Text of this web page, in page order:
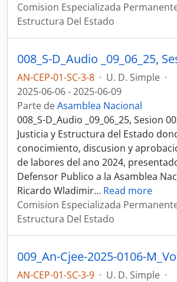
Comision Especializada
Estructura Del Estado
AN-CEP-01-SC-3-8 · U. D. Simple ·
2025-06-06 - 2025-06-09
Parte deAsamblea Nacional
008_S-D_Audio _09_06_25, Sesion
Justicia y Estructura del Estado
conocimiento, discusion y
de labores del ano 2024,
Defensor Publico a la Asamblea
Ricardo Wladimir… Read more
Comision Especializada
Estructura Del Estado
AN-CEP-01-SC-3-9 · U. D. Simple ·